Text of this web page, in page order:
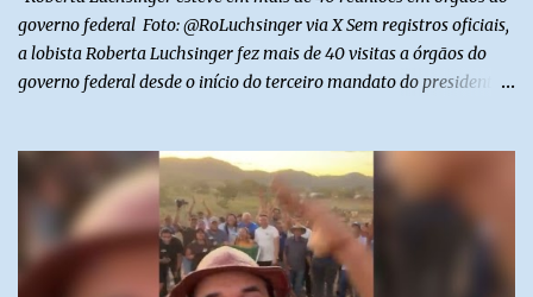
governo federal Foto: @RoLuchsinger via X Sem registros oficiais,
a lobista Roberta Luchsinger fez mais de 40 visitas a órgãos do
governo federal desde o início do terceiro mandato do presidente
públicos que participam dos encontros. Em duas oportunidades, a
lobista esteve no Palácio do Planalto e no gabinete do ministro do
Desenvolvimento Social, Wellington Dias, acompanhada do então
sócio de Lulinha. Os encontros não foram registrados nas agendas
oficiais. Fábio Luís é alvo de inquérito aberto nesta quinta-feira,